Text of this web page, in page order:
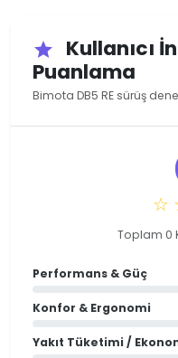
star
Kullanıcı
Puanlama
Bimota DB5 RE sürüş
☆
Toplam 0
Performans & Güç
Konfor & Ergonomi
Yakıt Tüketimi /